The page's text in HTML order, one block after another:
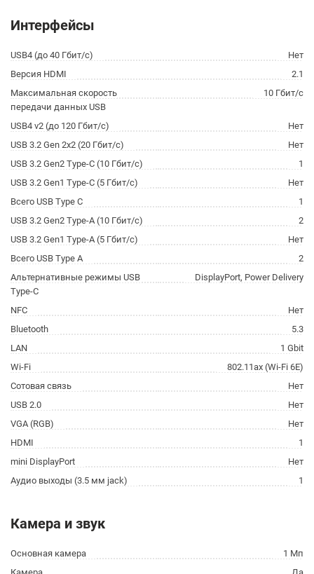
Интерфейсы
USB4 (до 40 Гбит/с)
Нет
Версия HDMI
2.1
Максимальная скорость
передачи данных USB
10 Гбит/с
USB4 v2 (до 120 Гбит/с)
Нет
USB 3.2 Gen 2x2 (20 Гбит/с)
Нет
USB 3.2 Gen2 Type-C (10 Гбит/с)
1
USB 3.2 Gen1 Type-C (5 Гбит/с)
Нет
Всего USB Type C
1
USB 3.2 Gen2 Type-A (10 Гбит/с)
2
USB 3.2 Gen1 Type-A (5 Гбит/с)
Нет
Всего USB Type A
2
Альтернативные режимы USB
Type-C
DisplayPort, Power Delivery
NFC
Нет
Bluetooth
5.3
LAN
1 Gbit
Wi-Fi
802.11ax (Wi-Fi 6E)
Сотовая связь
Нет
USB 2.0
Нет
VGA (RGB)
Нет
HDMI
1
mini DisplayPort
Нет
Аудио выходы (3.5 мм jack)
1
Камера и звук
Основная камера
1 Мп